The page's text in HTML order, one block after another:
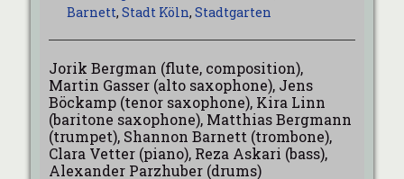
Barnett, Stadt Köln, Stadtgarten
Jorik Bergman (flute, composition),
Martin Gasser (alto saxophone), Jens
Böckamp (tenor saxophone), Kira Linn
(baritone saxophone), Matthias Bergmann
(trumpet), Shannon Barnett (trombone),
Clara Vetter (piano), Reza Askari (bass),
Alexander Parzhuber (drums)